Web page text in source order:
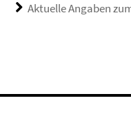
Aktuelle Angaben